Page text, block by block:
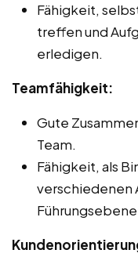
Fähigkeit,
treffen und
erledigen.
Teamfähigkeit:
Gute
Team.
Fähigkeit, als
verschiedenen